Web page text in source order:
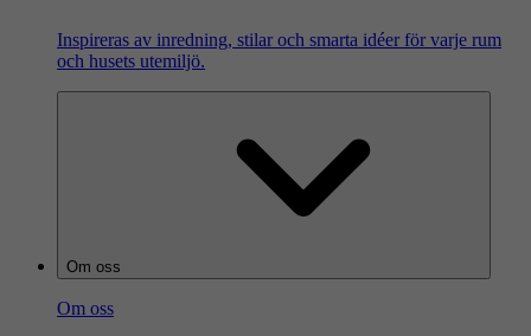
Inspireras av inredning, stilar och smarta idéer för varje rum
och husets utemiljö.
Om oss
Om oss